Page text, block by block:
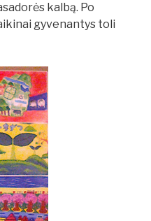
kalbą. Po
gyvenantys toli